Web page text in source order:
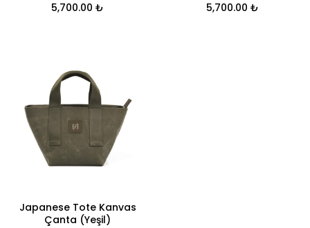
5,700.00 ₺
5,700.00 ₺
Japanese Tote Kanvas
Çanta (Yeşil)